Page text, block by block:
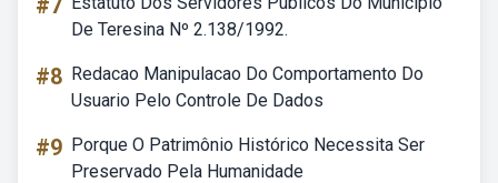
#7
De Teresina Nº 2.138/1992.
#8 Redacao Manipulacao Do Comportamento Do
Usuario Pelo Controle De Dados
#9 Porque O Patrimônio Histórico Necessita Ser
Preservado Pela Humanidade